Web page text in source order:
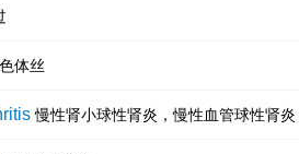
体丝
慢性肾小球性肾炎，慢性血管球性肾炎